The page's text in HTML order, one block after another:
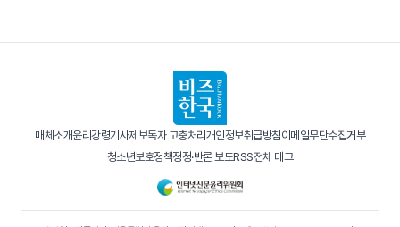
매체소개윤리강령기사제보독자 고충처리 개인정보취급방침이메일무단수집거부
청소년보호정책정정·반론 보도RSS전체 태그